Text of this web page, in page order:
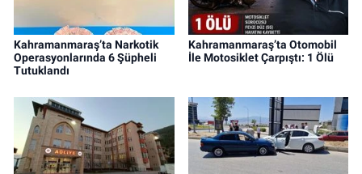
Kahramanmaraş’ta Narkotik
Operasyonlarında 6 Şüpheli
Tutuklandı
Kahramanmaraş’ta Otomobil
İle Motosiklet Çarpıştı: 1 Ölü